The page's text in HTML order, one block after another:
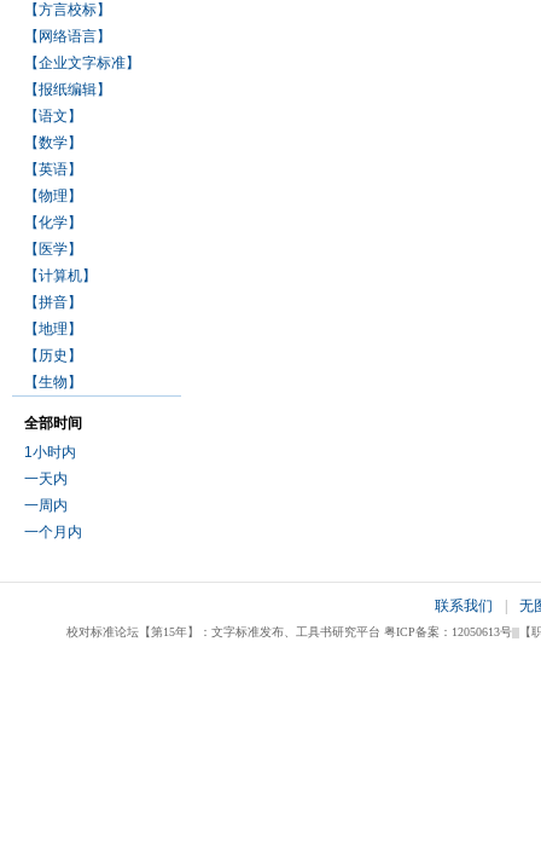
【方言校标】
【网络语言】
【企业文字标准】
【报纸编辑】
【语文】
【数学】
【英语】
【物理】
【化学】
【医学】
【计算机】
【拼音】
【地理】
【历史】
【生物】
全部时间
1小时内
一天内
一周内
一个月内
联系我们 无
校对标准论坛【第15年】：文字标准发布、工具书研究平台 粤ICP备案：12050613号|||【